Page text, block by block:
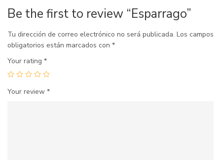
Be the first to review “Esparrago”
Tu dirección de correo electrónico no será publicada. Los campos
obligatorios están marcados con *
Your rating *
Your review *